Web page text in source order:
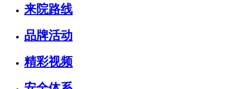
来院路线
品牌活动
精彩视频